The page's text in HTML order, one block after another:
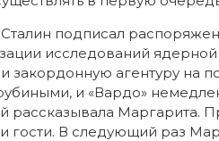
подписал
исследований
агентуру на
и «Вардо»
рассказывала Маргарита.
гости. В следующий раз